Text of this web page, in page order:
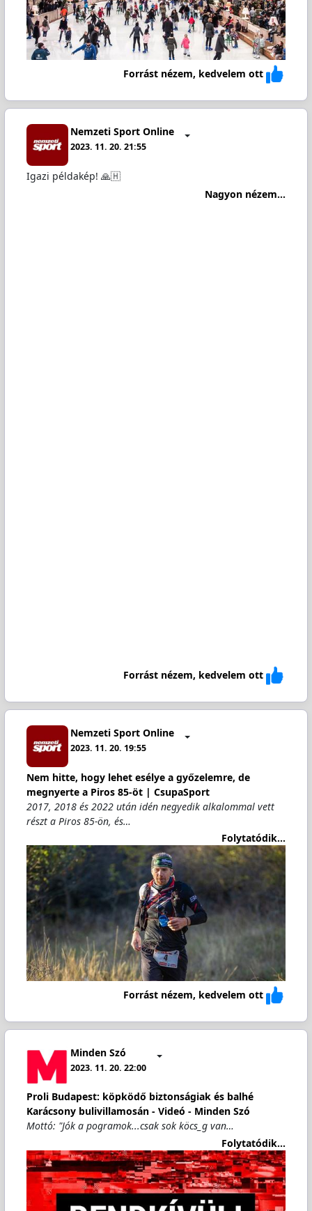
Forrást nézem, kedvelem ott
Nemzeti Sport Online
2023. 11. 20. 21:55
Igazi példakép! 🙏🇭
Nagyon nézem...
Forrást nézem, kedvelem ott
Nemzeti Sport Online
2023. 11. 20. 19:55
Nem hitte, hogy lehet esélye a győzelemre, de
megnyerte a Piros 85-öt | CsupaSport
2017, 2018 és 2022 után idén negyedik alkalommal vett
részt a Piros 85-ön, és…
Folytatódik...
Forrást nézem, kedvelem ott
Minden Szó
2023. 11. 20. 22:00
Proli Budapest: köpködő biztonságiak és balhé
Karácsony bulivillamosán - Videó - Minden Szó
Mottó: "Jók a pogramok...csak sok köcs_g van…
Folytatódik...